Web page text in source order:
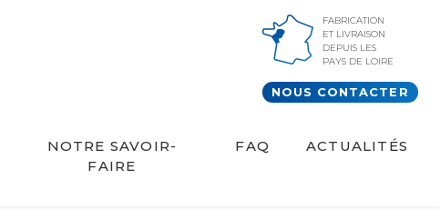
FABRICATION
ET LIVRAISON
DEPUIS LES
PAYS DE LOIRE
NOUS CONTACTER
NOTRE SAVOIR-
FAIRE
FAQ ACTUALITÉS